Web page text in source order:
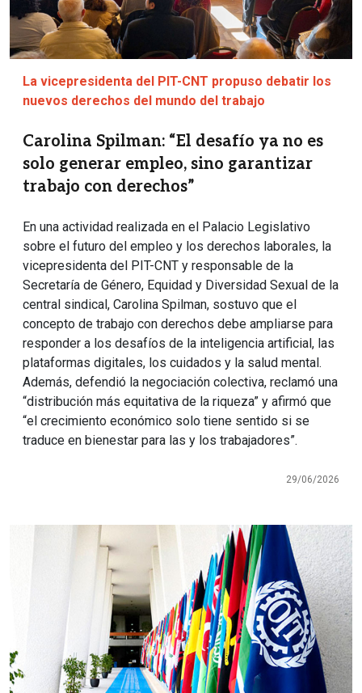
La vicepresidenta del PIT-CNT propuso debatir los
nuevos derechos del mundo del trabajo
Carolina Spilman: “El desafío ya no es
solo generar empleo, sino garantizar
trabajo con derechos”
En una actividad realizada en el Palacio Legislativo
sobre el futuro del empleo y los derechos laborales, la
vicepresidenta del PIT-CNT y responsable de la
Secretaría de Género, Equidad y Diversidad Sexual de la
central sindical, Carolina Spilman, sostuvo que el
concepto de trabajo con derechos debe ampliarse para
responder a los desafíos de la inteligencia artificial, las
plataformas digitales, los cuidados y la salud mental.
Además, defendió la negociación colectiva, reclamó una
“distribución más equitativa de la riqueza” y afirmó que
“el crecimiento económico solo tiene sentido si se
traduce en bienestar para las y los trabajadores”.
29/06/2026